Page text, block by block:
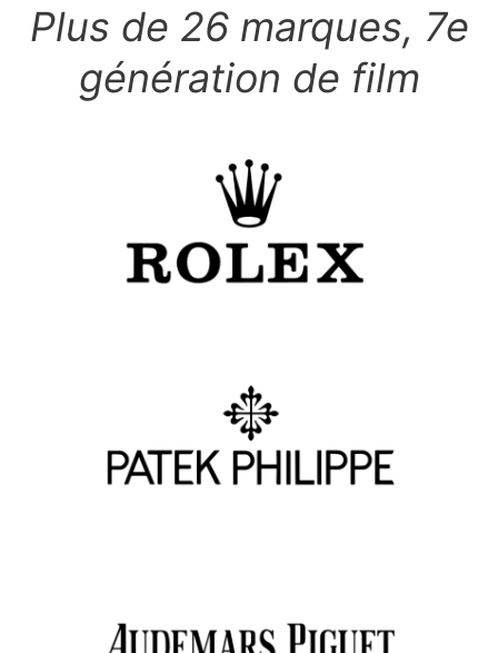
Plus de 26 marques, 7e
génération de film